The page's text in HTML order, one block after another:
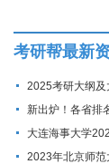
考研帮最新
2025考研大纲及
新出炉！各省排
大连海事大学
费标准及拟招生
2023年北京师